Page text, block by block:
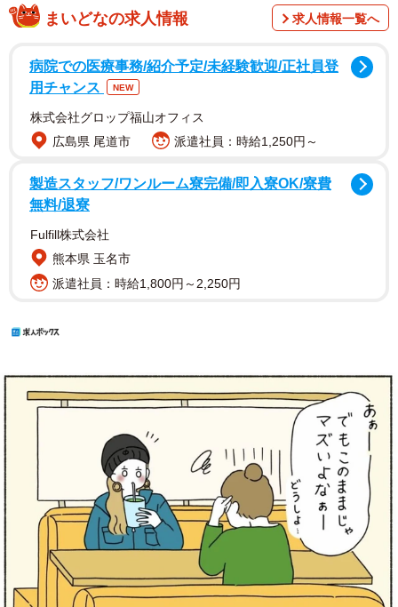
まいどなの求人情報 求人情報一覧へ
病院での医療事務/紹介予定/未経験歓迎/正社員登
用チャンス
NEW
株式会社グロップ福山オフィス
広島県 尾道市
派遣社員：時給1,250円～
製造スタッフ/ワンルーム寮完備/即入寮OK/寮費
無料/退寮
Fulfill株式会社
熊本県 玉名市
派遣社員：時給1,800円～2,250円